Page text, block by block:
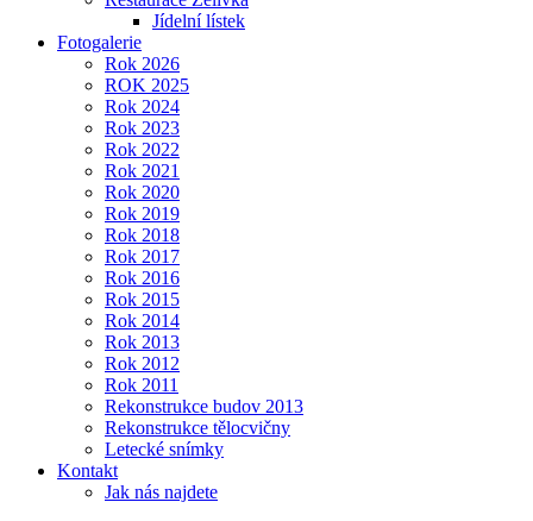
Jídelní lístek
Fotogalerie
Rok 2026
ROK 2025
Rok 2024
Rok 2023
Rok 2022
Rok 2021
Rok 2020
Rok 2019
Rok 2018
Rok 2017
Rok 2016
Rok 2015
Rok 2014
Rok 2013
Rok 2012
Rok 2011
Rekonstrukce budov 2013
Rekonstrukce tělocvičny
Letecké snímky
Kontakt
Jak nás najdete